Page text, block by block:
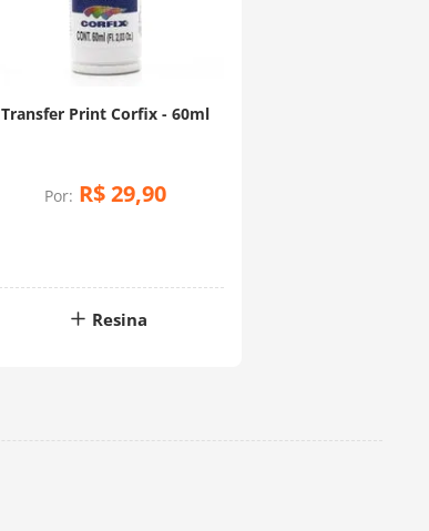
Transfer Print Corfix - 60ml
Por: R$29,90
Resina